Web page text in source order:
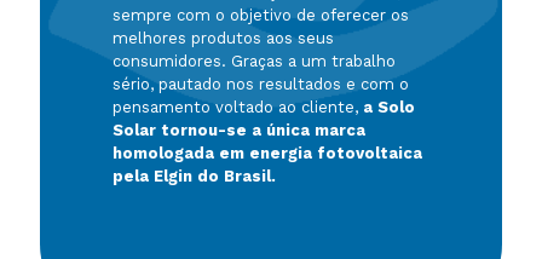
sempre com o objetivo de oferecer os
melhores produtos aos seus
consumidores. Graças a um trabalho
sério, pautado nos resultados e com o
pensamento voltado ao cliente, a Solo
Solar tornou-se a única marca
homologada em energia fotovoltaica
pela Elgin do Brasil.